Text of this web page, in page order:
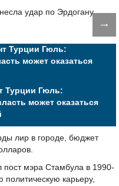
→
Турции Гюль:
может оказаться
лир в городе, бюджет
мэра Стамбула в 1990-
карьеру,